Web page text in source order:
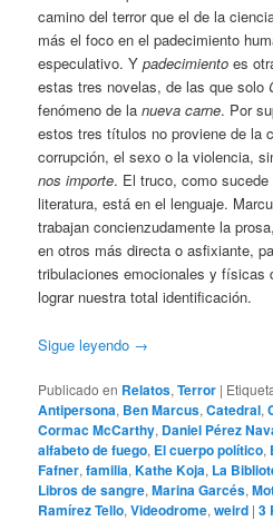
camino del terror que el de la
más el foco en el padecimiento
especulativo. Ypadecimiento es
estas tres novelas, de las que solo
fenómeno de lanueva carne. Por
estos tres títulos no proviene de la
corrupción, el sexo o la violencia,
nos importe. El truco, como
literatura, está en el lenguaje.
trabajan concienzudamente la
en otros más directa o asfixiante,
tribulaciones emocionales y físicas
lograr nuestra total identificación.
Sigue leyendo →
Publicado en Relatos,Terror |
Antipersona, Ben Marcus,Catedral,
Cormac McCarthy, Daniel Pérez
alfabeto de fuego, El cuerpo político,
Fafner,familia,Kathe Koja, La
Libros de sangre,Marina Garcés,
Ramírez Tello,Videodrome,weird |3